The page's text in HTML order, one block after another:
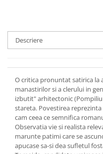
Descriere
O critica pronuntat satirica
manastirilor si a clerului in
izbutit" arhitectonic
stareta. Povestirea
cam ceea ce semnifica
Observatia vie si realista
marunte patimi care se
apucase sa-si dea sufletul